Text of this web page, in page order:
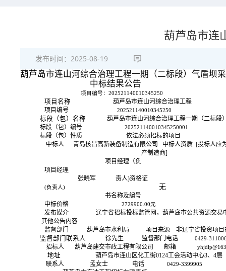
葫芦岛市连
发布时间： 2025-08-19
葫芦岛市连山河综合治理工程一期（二标段）气盾坝
中标结果公告
项目编号： 202521140010345250
项目名称
葫芦岛市连山河综合治理工程
项目编号
202521140010345250
标段（包）名称
葫芦岛市连山河综合治理工程一期（二标段
标段（包）编号
202521140010345250001
标段（包）性质
依法必须招标的项目
中标人
青岛核昌高新装备制造有限公司 中标人资质 [投标人应
产制造商]
项目经理（负
项目经理
张晓军
责人)资格证
(负责人) 无
书名称及编号
中标价格
2729900.00元
发布媒介
辽宁省招标投标监管网，葫芦岛市公共资源交易
其他公告内容
监督部门
葫芦岛市水利局 项目来源
非辽宁省投资项
监督部门联系人
徐先生 监督部门电话 0429-
招标人 葫芦岛建交市政工程有限公司 邮箱
地址 葫芦岛市连山区化工街0124工会活动中心3、4层
联系人
孟女士 电话 0429-3399905